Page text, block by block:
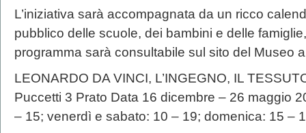
L’iniziativa sarà accompagnata da un ricco
pubblico delle scuole, dei bambini e delle
programma sarà consultabile sul sito del Museo
LEONARDO DA VINCI, L’INGEGNO, IL
Puccetti 3 Prato Data 16 dicembre – 26 maggio
– 15; venerdì e sabato: 10 – 19; domenica: 15 –